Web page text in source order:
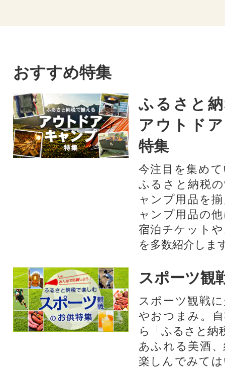
おすすめ特集
ふるさと
アウトド
特集
今注目を集め
ふるさと納税
ャンプ用品を
ャンプ用品の
宿泊チケット
を多数紹介しま
スポーツ観
スポーツ観戦
やおつまみ。
ら「ふるさと納
あふれる美酒
楽しんでみて